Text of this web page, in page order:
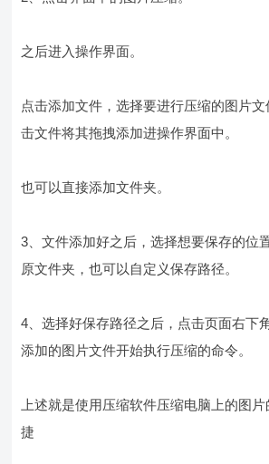
之后进入操作界面。
点击添加文件，选择要进行压缩的图片
击文件将其拖拽添加进操作界面中。
也可以直接添加文件夹。
3、文件添加好之后，选择想要保存的位
原文件夹，也可以自定义保存路径。
4、选择好保存路径之后，点击页面右下
添加的图片文件开始执行压缩的命令。
上述就是使用压缩软件压缩电脑上的图
捷